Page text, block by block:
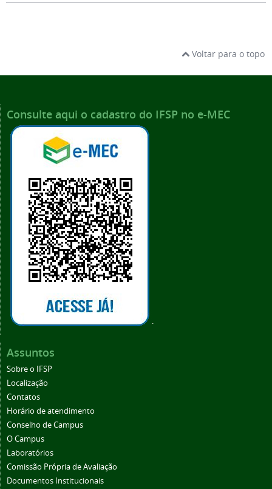
Voltar para o topo
Consulte aqui o cadastro do IFSP no e-MEC
.
Assuntos
Sobre o IFSP
Localização
Contatos
Horário de atendimento
Conselho de Campus
O Campus
Laboratórios
Comissão Própria de Avaliação
Documentos Institucionais